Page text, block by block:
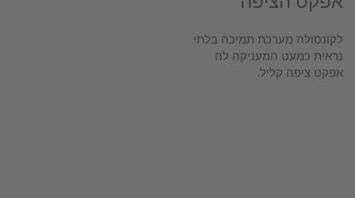
לקונסולה מערכת תמיכה בלתי
נראית כמעט המעניקה לה
אפקט ציפה קליל.